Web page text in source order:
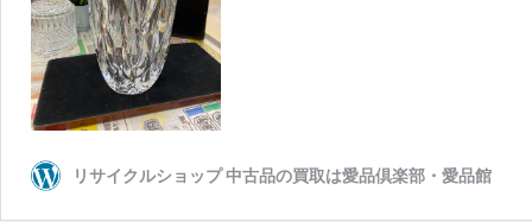
リサイクルショップ 中古品の買取は愛品倶楽部・愛品館